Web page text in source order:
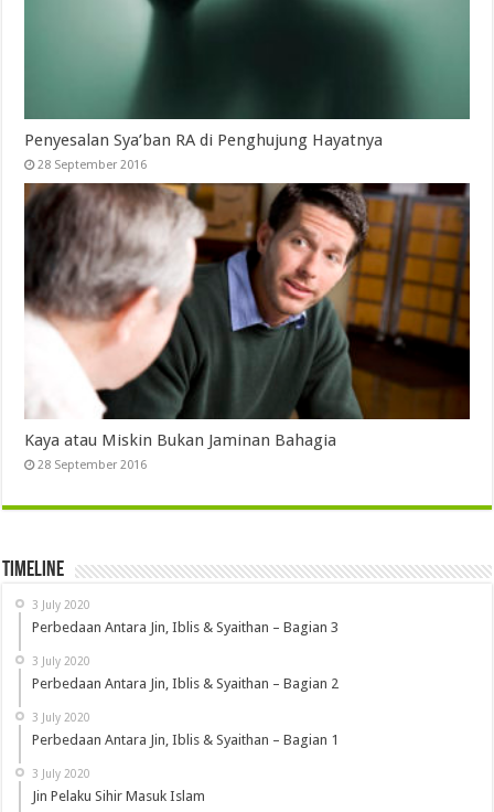
Penyesalan Sya’ban RA di Penghujung Hayatnya
28 September 2016
Kaya atau Miskin Bukan Jaminan Bahagia
28 September 2016
Timeline
3 July 2020
Perbedaan Antara Jin, Iblis & Syaithan – Bagian 3
3 July 2020
Perbedaan Antara Jin, Iblis & Syaithan – Bagian 2
3 July 2020
Perbedaan Antara Jin, Iblis & Syaithan – Bagian 1
3 July 2020
Jin Pelaku Sihir Masuk Islam